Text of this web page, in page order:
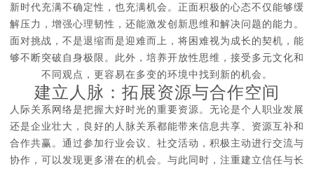
新时代充满不确定性，也充满机会。正面积极的心态不仅能够缓
解压力，增强心理韧性，还能激发创新思维和解决问题的能力。
面对挑战，不是退缩而是迎难而上，将困难视为成长的契机，能
够不断突破自身极限。此外，培养开放性思维，接受多元文化和
不同观点，更容易在多变的环境中找到新的机会。
建立人脉：拓展资源与合作空间
人际关系网络是把握大好时光的重要资源。无论是个人职业发展
还是企业壮大，良好的人脉关系都能带来信息共享、资源互补和
合作共赢。通过参加行业会议、社交活动，积极主动进行交流与
协作，可以发现更多潜在的机会。与此同时，注重建立信任与长